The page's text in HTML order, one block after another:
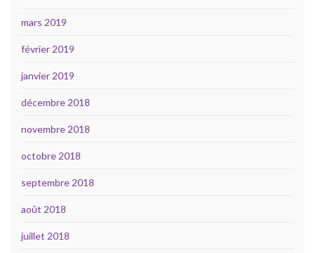
mars 2019
février 2019
janvier 2019
décembre 2018
novembre 2018
octobre 2018
septembre 2018
août 2018
juillet 2018